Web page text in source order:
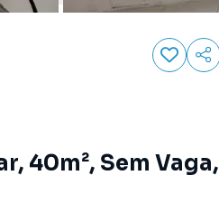
40m², Sem Vaga,